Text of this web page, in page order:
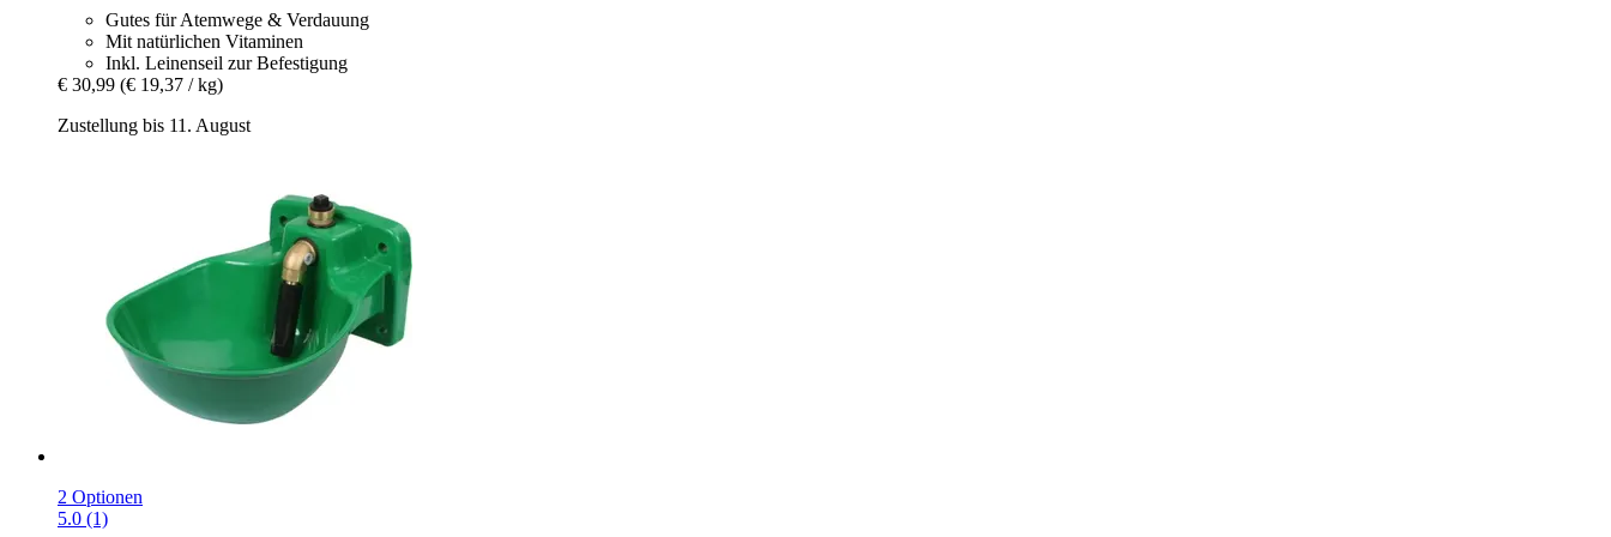
Gutes für Atemwege & Verdauung
Mit natürlichen Vitaminen
Inkl. Leinenseil zur Befestigung
€ 30,99 (€ 19,37 / kg)
Zustellung bis 11. August
2 Optionen
5.0 (1)